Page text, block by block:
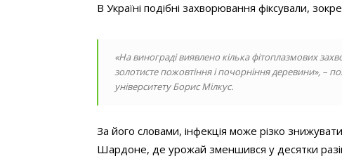
В Україні подібні захворювання фіксували,
«На винограді виявлено кілька фітоплазмових
золотисте пожовтіння і почорніння деревини», –
університету Борис Мілкус.
За його словами, інфекція може різко
Шардоне, де урожай зменшився у десятки